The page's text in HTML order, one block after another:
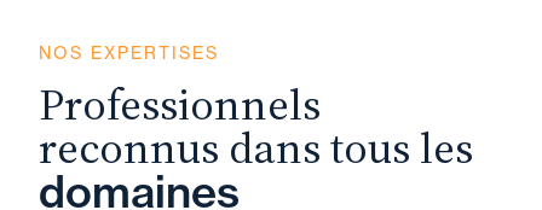
NOS EXPERTISES
Professionnels
reconnus dans tous les
domaines